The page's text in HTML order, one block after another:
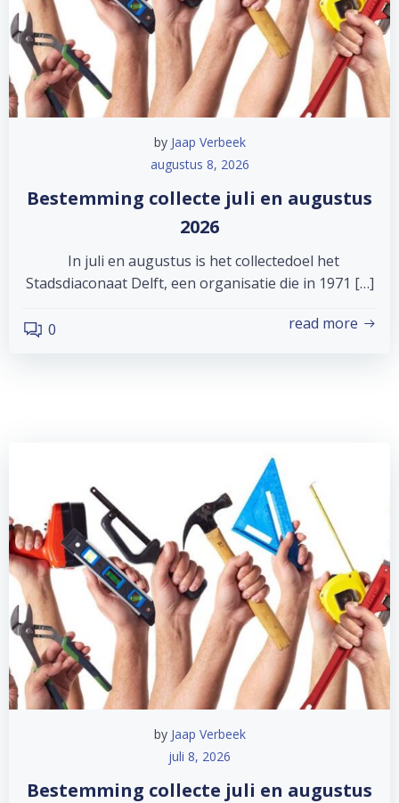
by Jaap Verbeek
augustus 8, 2026
Bestemming collecte juli en augustus
2026
In juli en augustus is het collectedoel het
Stadsdiaconaat Delft, een organisatie die in 1971 […]
0 read more
by Jaap Verbeek
juli 8, 2026
Bestemming collecte juli en augustus